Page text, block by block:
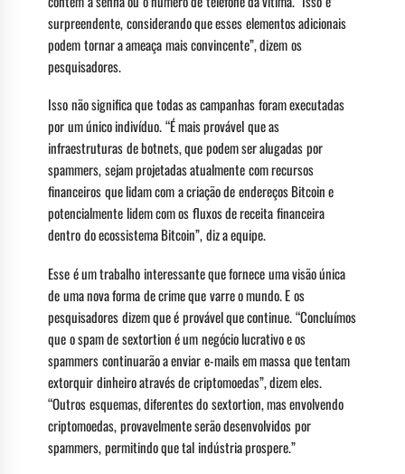
surpreendente, considerando que esses elementos adicionais
podem tornar a ameaça mais convincente”, dizem os
pesquisadores.
Isso não significa que todas as campanhas foram executadas
por um único indivíduo. “É mais provável que as
infraestruturas de botnets, que podem ser alugadas por
spammers, sejam projetadas atualmente com recursos
financeiros que lidam com a criação de endereços Bitcoin e
potencialmente lidem com os fluxos de receita financeira
dentro do ecossistema Bitcoin”, diz a equipe.
Esse é um trabalho interessante que fornece uma visão única
de uma nova forma de crime que varre o mundo. E os
pesquisadores dizem que é provável que continue. “Concluímos
que o spam de sextortion é um negócio lucrativo e os
spammers continuarão a enviar e-mails em massa que tentam
extorquir dinheiro através de criptomoedas”, dizem eles.
“Outros esquemas, diferentes do sextortion, mas envolvendo
criptomoedas, provavelmente serão desenvolvidos por
spammers, permitindo que tal indústria prospere.”